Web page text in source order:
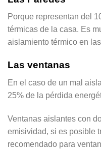
Porque representan del
térmicas de la casa. Es
aislamiento térmico en
Las ventanas
En el caso de un mal
25% de la pérdida
Ventanas aislantes con
emisividad, si es posible
recomendado para